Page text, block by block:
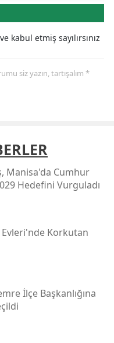
kabul etmiş sayılırsınız
siz yazın, tartışalım *
Manisa'da Cumhur
Hedefini Vurguladı
Evleri'nde Korkutan
İlçe Başkanlığına